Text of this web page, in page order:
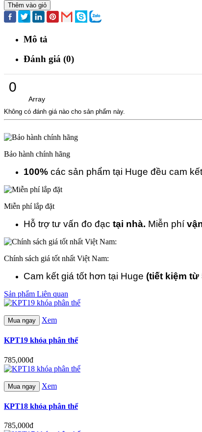
Thêm vào giỏ
Mô tả
Đánh giá (0)
0
Array
Không có đánh giá nào cho sản phẩm này.
Bảo hành chính hãng
100% các sản phẩm tại Huge đều cam
Miễn phí lắp đặt
Hỗ trợ tư vấn đo đạc tại nhà. Miễn phí
Chính sách giá tốt nhất Việt Nam:
Cam kết giá tốt hơn tại Huge (tiết kiệm từ
Sản phẩm Liên quan
Mua ngay Xem
KPT19 khóa phân thể
785,000đ
Mua ngay Xem
KPT18 khóa phân thể
785,000đ